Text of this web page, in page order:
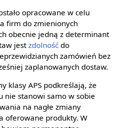
opracowane w celu
firm do zmienionych
obecnie jedną z determinant
jestzdolnośćdo
zamówień bez
zaplanowanych dostaw.
klasy APS podkreślają, że
nie stanowi samo w sobie
na nagłe zmiany
oferowane produkty. W